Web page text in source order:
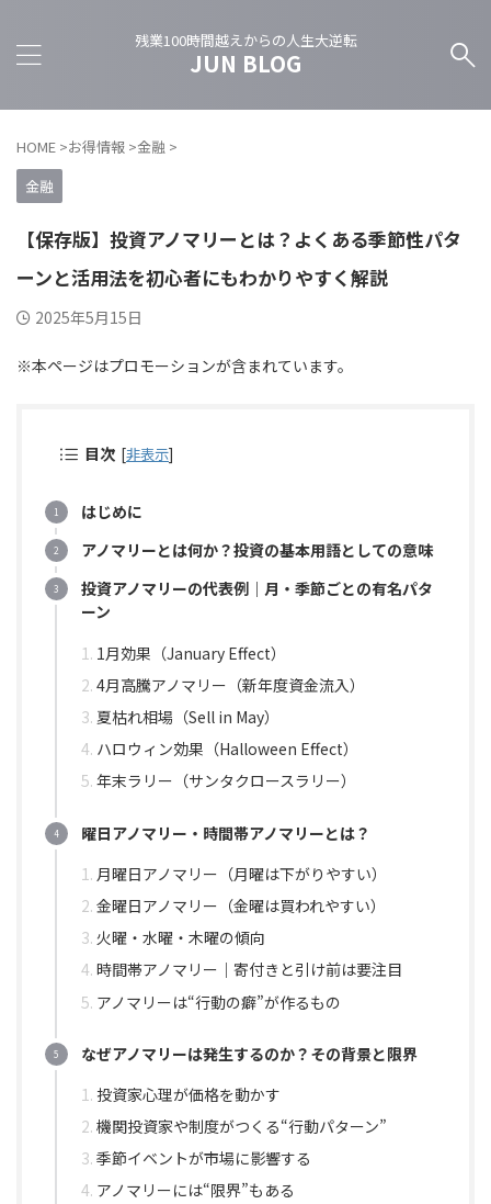
残業100時間越えからの人生大逆転
JUN BLOG
HOME >お得情報 >金融 >
金融
【保存版】投資アノマリーとは？よくある季節性パタ
ーンと活用法を初心者にもわかりやすく解説
2025年5月15日
※本ページはプロモーションが含まれています。
目次 [非表示]
はじめに
アノマリーとは何か？投資の基本用語としての意味
投資アノマリーの代表例｜月・季節ごとの有名パタ
ーン
1月効果（January Effect）
4月高騰アノマリー（新年度資金流入）
夏枯れ相場（Sell in May）
ハロウィン効果（Halloween Effect）
年末ラリー（サンタクロースラリー）
曜日アノマリー・時間帯アノマリーとは？
月曜日アノマリー（月曜は下がりやすい）
金曜日アノマリー（金曜は買われやすい）
火曜・水曜・木曜の傾向
時間帯アノマリー｜寄付きと引け前は要注目
アノマリーは“行動の癖”が作るもの
なぜアノマリーは発生するのか？その背景と限界
投資家心理が価格を動かす
機関投資家や制度がつくる“行動パターン”
季節イベントが市場に影響する
アノマリーには“限界”もある